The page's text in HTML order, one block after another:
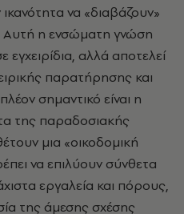
ικανότητα να «διαβάζουν»
Αυτή η ενσώματη γνώση
εγχειρίδια, αλλά αποτελεί
παρατήρησης και
σημαντικό είναι η
της παραδοσιακής
μια «οικοδομική
να επιλύουν σύνθετα
εργαλεία και πόρους,
της άμεσης σχέσης